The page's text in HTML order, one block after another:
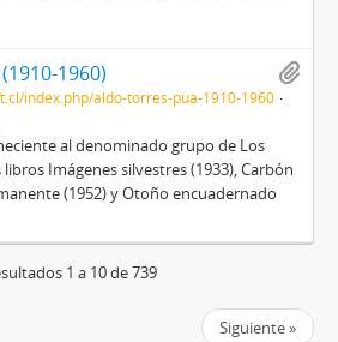
1960)
index.php/aldo-torres-pua-1910-1960
al denominado grupo de Los
Imágenes silvestres (1933), Carbón
(1952) y Otoño encuadernado
1 a 10 de 739
Siguiente »